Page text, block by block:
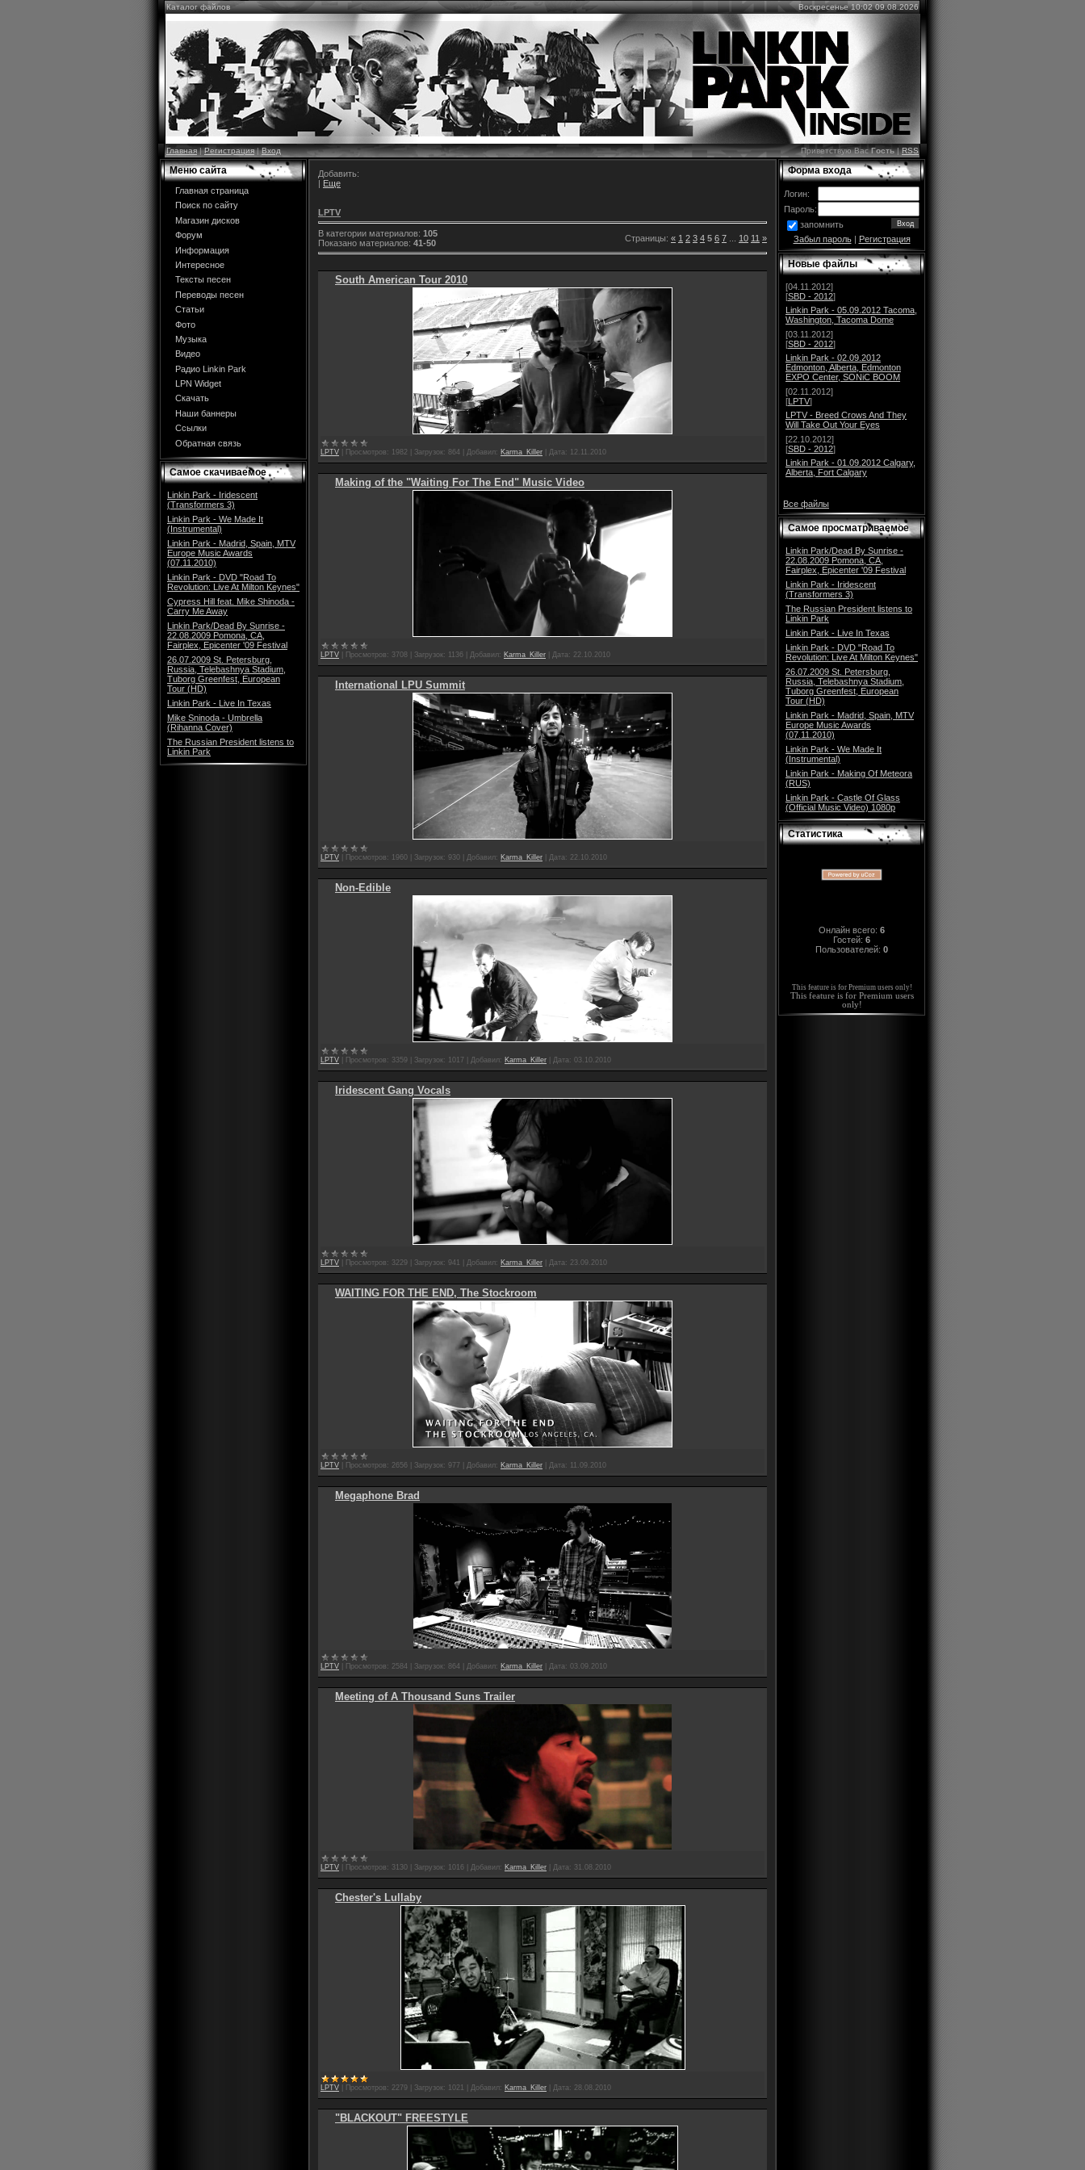
Каталог файлов Воскресенье 10:02 09.08.2026
Главная|Регистрация|Вход Приветствую ВасГость|RSS
Меню сайта
Главная страница
Поиск по сайту
Магазин дисков
Форум
Информация
Интересное
Тексты песен
Переводы песен
Статьи
Фото
Музыка
Видео
Радио Linkin Park
LPN Widget
Скачать
Наши баннеры
Ссылки
Обратная связь
Самое скачиваемое
Linkin Park - Iridescent
(Transformers 3)
Linkin Park - We Made It
(Instrumental)
Linkin Park - Madrid, Spain, MTV
Europe Music Awards
(07.11.2010)
Linkin Park - DVD "Road To
Revolution: Live At Milton Keynes"
Cypress Hill feat. Mike Shinoda -
Carry Me Away
Linkin Park/Dead By Sunrise -
22.08.2009 Pomona, CA,
Fairplex, Epicenter '09 Festival
26.07.2009 St. Petersburg,
Russia, Telebashnya Stadium,
Tuborg Greenfest, European
Tour (HD)
Linkin Park - Live In Texas
Mike Sninoda - Umbrella
(Rihanna Cover)
The Russian President listens to
Linkin Park
Добавить:
| Еще
LPTV
В категории материалов: 105
Показано материалов: 41-50 Страницы: « 1 2 3 4 5 6 7 10 11 »
South American Tour 2010
LPTV Просмотров: 1982 Загрузок: 864 Добавил: Karma_Killer Дата: 12.11.2010
Making of the "Waiting For The End" Music Video
LPTV Просмотров: 3708 Загрузок: 1136 Добавил: Karma_Killer Дата: 22.10.2010
International LPU Summit
LPTV Просмотров: 1960 Загрузок: 930 Добавил: Karma_Killer Дата: 22.10.2010
Non-Edible
LPTV Просмотров: 3359 Загрузок: 1017 Добавил: Karma_Killer Дата: 03.10.2010
Iridescent Gang Vocals
LPTV Просмотров: 3229 Загрузок: 941 Добавил: Karma_Killer Дата: 23.09.2010
WAITING FOR THE END, The Stockroom
LPTV Просмотров: 2656 Загрузок: 977 Добавил: Karma_Killer Дата: 11.09.2010
Megaphone Brad
LPTV Просмотров: 2584 Загрузок: 864 Добавил: Karma_Killer Дата: 03.09.2010
Meeting of A Thousand Suns Trailer
LPTV Просмотров: 3130 Загрузок: 1016 Добавил: Karma_Killer Дата: 31.08.2010
Chester's Lullaby
LPTV Просмотров: 2279 Загрузок: 1021 Добавил: Karma_Killer Дата: 28.08.2010
"BLACKOUT" FREESTYLE
Форма входа
Логин:
Пароль:
запомнить
Забыл пароль| Регистрация
Новые файлы
[04.11.2012]
[SBD - 2012]
Linkin Park - 05.09.2012 Tacoma,
Washington, Tacoma Dome
[03.11.2012]
[SBD - 2012]
Linkin Park - 02.09.2012
Edmonton, Alberta, Edmonton
EXPO Center, SONiC BOOM
[02.11.2012]
[LPTV]
LPTV - Breed Crows And They
Will Take Out Your Eyes
[22.10.2012]
[SBD - 2012]
Linkin Park - 01.09.2012 Calgary,
Alberta, Fort Calgary
Все файлы
Самое просматриваемое
Linkin Park/Dead By Sunrise -
22.08.2009 Pomona, CA,
Fairplex, Epicenter '09 Festival
Linkin Park - Iridescent
(Transformers 3)
The Russian President listens to
Linkin Park
Linkin Park - Live In Texas
Linkin Park - DVD "Road To
Revolution: Live At Milton Keynes"
26.07.2009 St. Petersburg,
Russia, Telebashnya Stadium,
Tuborg Greenfest, European
Tour (HD)
Linkin Park - Madrid, Spain, MTV
Europe Music Awards
(07.11.2010)
Linkin Park - We Made It
(Instrumental)
Linkin Park - Making Of Meteora
(RUS)
Linkin Park - Castle Of Glass
(Official Music Video) 1080p
Статистика
Онлайн всего: 6
Гостей: 6
Пользователей: 0
This feature is for Premium users only!
This feature is for Premium users
only!